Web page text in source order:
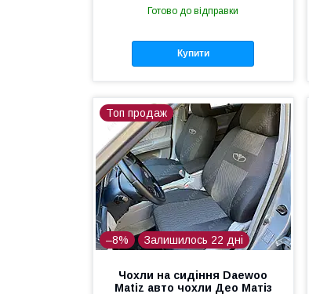
Готово до відправки
Купити
Топ продаж
–8% Залишилось 22 дні
Чохли на сидіння Daewoo
Matiz авто чохли Део Матіз